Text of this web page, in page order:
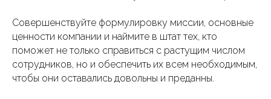
Совершенствуйте формулировку миссии, основные
ценности компании и наймите в штат тех, кто
поможет не только справиться с растущим числом
сотрудников, но и обеспечить их всем необходимым,
чтобы они оставались довольны и преданны.